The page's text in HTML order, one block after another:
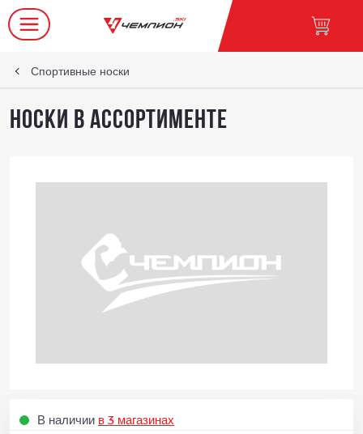
Спортивные носки
Носки в ассортименте
В наличии в 3 магазинах